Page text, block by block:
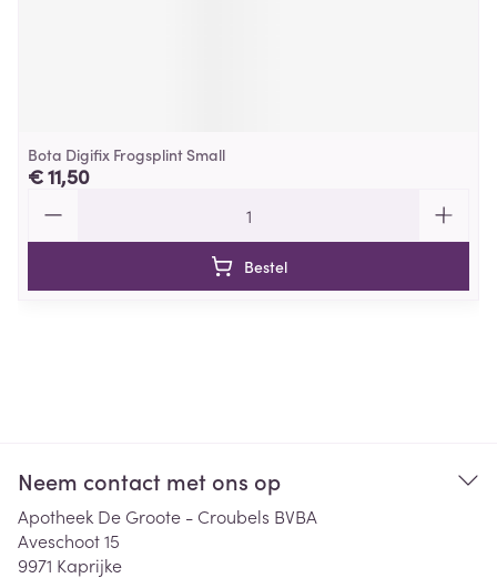
Bota Digifix Frogsplint Small
€ 11,50
Bestel
Neem contact met ons op
Apotheek De Groote - Croubels BVBA
Aveschoot 15
9971 Kaprijke